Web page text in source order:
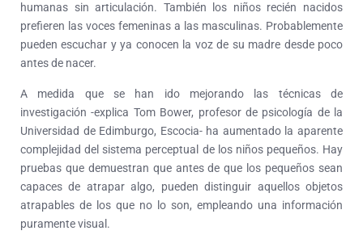
humanas sin articulación. También los niños recién nacidos
prefieren las voces femeninas a las masculinas. Probablemente
pueden escuchar y ya conocen la voz de su madre desde poco
antes de nacer.
A medida que se han ido mejorando las técnicas de
investigación -explica Tom Bower, profesor de psicología de la
Universidad de Edimburgo, Escocia- ha aumentado la aparente
complejidad del sistema perceptual de los niños pequeños. Hay
pruebas que demuestran que antes de que los pequeños sean
capaces de atrapar algo, pueden distinguir aquellos objetos
atrapables de los que no lo son, empleando una información
puramente visual.